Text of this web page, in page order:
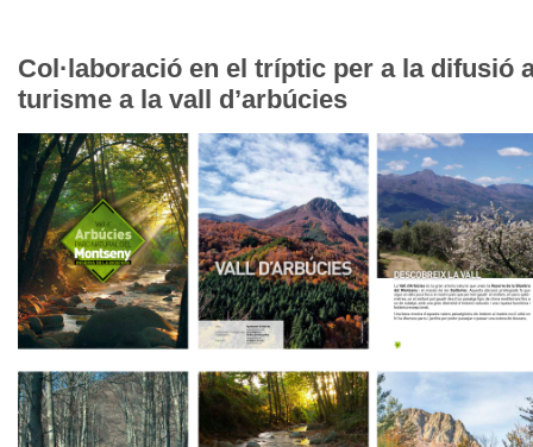
Col·laboració en el tríptic per a la difusió
turisme a la vall d’arbúcies